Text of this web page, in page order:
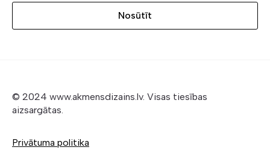
Nosūtīt
© 2024 www.akmensdizains.lv. Visas tiesības
aizsargātas.
Privātuma politika